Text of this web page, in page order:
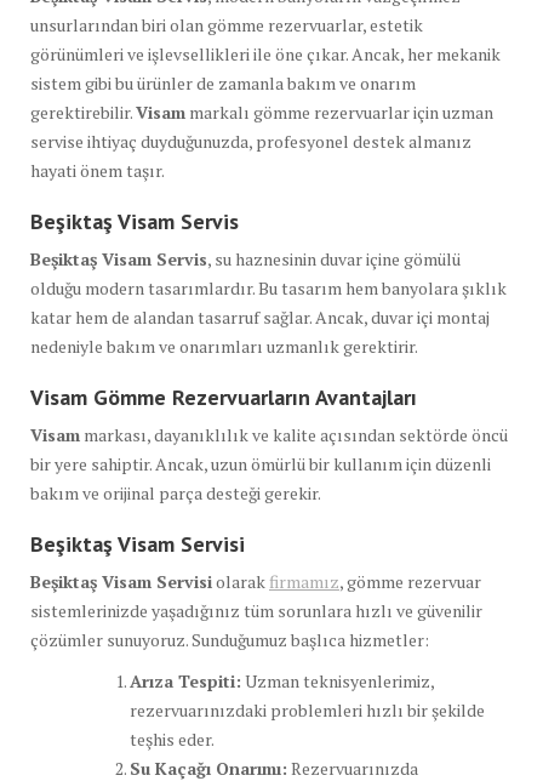
unsurlarından biri olan gömme rezervuarlar, estetik
görünümleri ve işlevsellikleri ile öne çıkar. Ancak, her mekanik
sistem gibi bu ürünler de zamanla bakım ve onarım
gerektirebilir.Visam markalı gömme rezervuarlar için uzman
servise ihtiyaç duyduğunuzda, profesyonel destek almanız
hayati önem taşır.
Beşiktaş Visam Servis
Beşiktaş Visam Servis, su haznesinin duvar içine gömülü
olduğu modern tasarımlardır. Bu tasarım hem banyolara şıklık
katar hem de alandan tasarruf sağlar. Ancak, duvar içi montaj
nedeniyle bakım ve onarımları uzmanlık gerektirir.
Visam Gömme Rezervuarların Avantajları
Visam markası, dayanıklılık ve kalite açısından sektörde öncü
bir yere sahiptir. Ancak, uzun ömürlü bir kullanım için düzenli
bakım ve orijinal parça desteği gerekir.
Beşiktaş Visam Servisi
Beşiktaş Visam Servisiolarak firmamız, gömme rezervuar
sistemlerinizde yaşadığınız tüm sorunlara hızlı ve güvenilir
çözümler sunuyoruz. Sunduğumuz başlıca hizmetler:
Arıza Tespiti: Uzman teknisyenlerimiz,
rezervuarınızdaki problemleri hızlı bir şekilde
teşhis eder.
Su Kaçağı Onarımı: Rezervuarınızda